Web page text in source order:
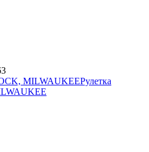
MILWAUKEEРулетка